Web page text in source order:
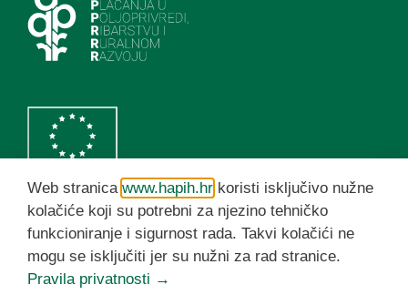
HAPIH YouTube kanal
Web stranica www.hapih.hr koristi isključivo nužne
kolačiće koji su potrebni za njezino tehničko
funkcioniranje i sigurnost rada. Takvi kolačići ne
mogu se isključiti jer su nužni za rad stranice.
Pravila privatnosti →